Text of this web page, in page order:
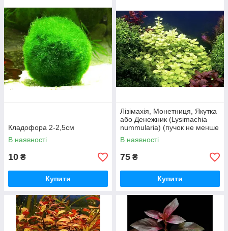
Кладофора 2-2,5см
В наявності
10 ₴
Купити
Лізімахія, Монетниця, Якутка
або Денежник (Lysimachia
nummularia) (пучок не менше
5 гілочок)
В наявності
75 ₴
Купити